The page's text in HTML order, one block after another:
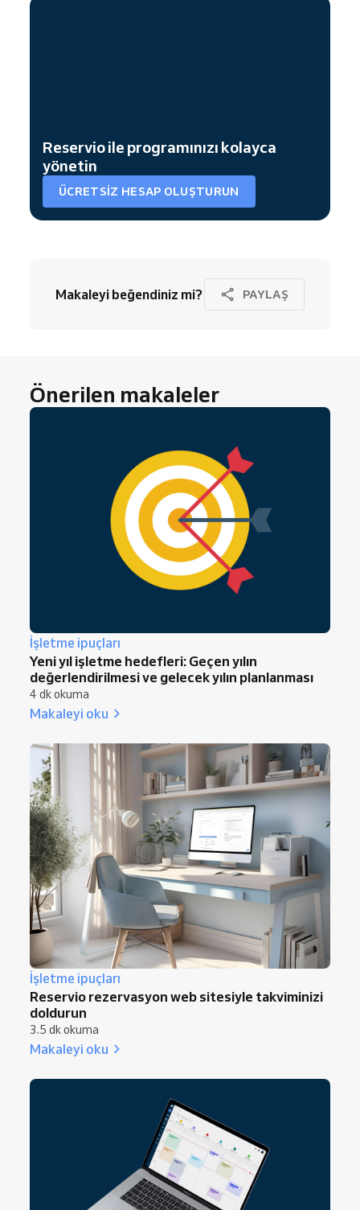
Reservio ile programınızı kolayca
yönetin
ÜCRETSIZ HESAP OLUŞTURUN
Makaleyi beğendiniz mi? PAYLAŞ
Önerilen makaleler
İşletme ipuçları
Yeni yıl işletme hedefleri: Geçen yılın
değerlendirilmesi ve gelecek yılın planlanması
4 dk okuma
Makaleyi oku
İşletme ipuçları
Reservio rezervasyon web sitesiyle takviminizi
doldurun
3.5 dk okuma
Makaleyi oku